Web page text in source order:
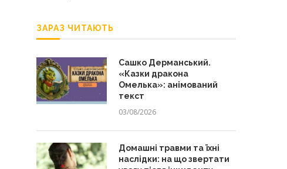
ЗАРАЗ ЧИТАЮТЬ
Сашко Дерманський.
«Казки дракона
Омелька»: анімований
текст
03/08/2026
Домашні травми та їхні
наслідки: на що звертати